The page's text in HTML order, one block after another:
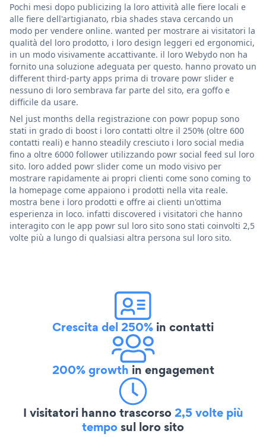
Pochi mesi dopo publicizing la loro attività alle fiere locali e
alle fiere dell'artigianato, rbia shades stava cercando un
modo per vendere online. wanted per mostrare ai visitatori la
qualità del loro prodotto, i loro design leggeri ed ergonomici,
in un modo visivamente accattivante. il loro Webydo non ha
fornito una soluzione adeguata per questo. hanno provato un
different third-party apps prima di trovare powr slider e
nessuno di loro sembrava far parte del sito, era goffo e
difficile da usare.
Nel just months della registrazione con powr popup sono
stati in grado di boost i loro contatti oltre il 250% (oltre 600
contatti reali) e hanno steadily cresciuto i loro social media
fino a oltre 6000 follower utilizzando powr social feed sul loro
sito. loro added powr slider come un modo visivo per
mostrare rapidamente ai propri clienti come sono coming to
la homepage come appaiono i prodotti nella vita reale.
mostra bene i loro prodotti e offre ai clienti un'ottima
esperienza in loco. infatti discovered i visitatori che hanno
interagito con le app powr sul loro sito sono stati coinvolti 2,5
volte più a lungo di qualsiasi altra persona sul loro sito.
Crescita del 250% in contatti
200% growth in engagement
I visitatori hanno trascorso2,5 volte più
temposul loro sito